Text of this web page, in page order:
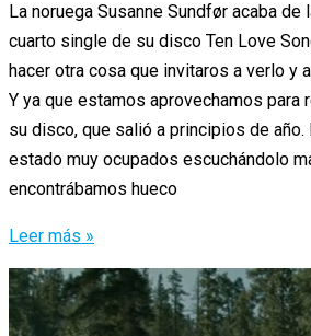
La noruega Susanne Sundfør acaba de
cuarto single de su disco Ten Love
hacer otra cosa que invitaros a verlo y
Y ya que estamos aprovechamos para
su disco, que salió a principios de
estado muy ocupados escuchándolo
encontrábamos hueco
El
año
acelerado
de
Leer más »